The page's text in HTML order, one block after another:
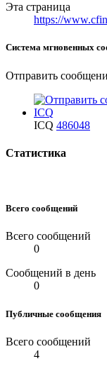
Эта страница
https://
Система мгновенных
Отправить
ICQ 486048
Статистика
Всего сообщений
Всего сообщений
0
Сообщений в день
0
Публичные сообщения
Всего сообщений
4